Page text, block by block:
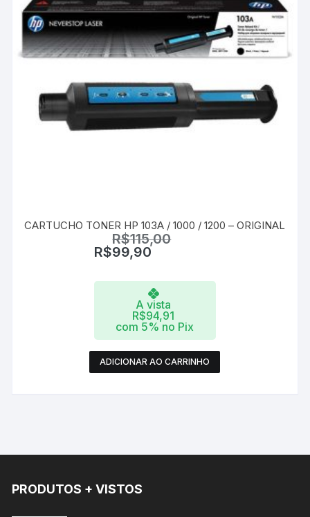
CARTUCHO TONER HP 103A / 1000 / 1200 – ORIGINAL
R$115,00
R$99,90
A vista
R$94,91
com 5% no Pix
ADICIONAR AO CARRINHO
PRODUTOS + VISTOS